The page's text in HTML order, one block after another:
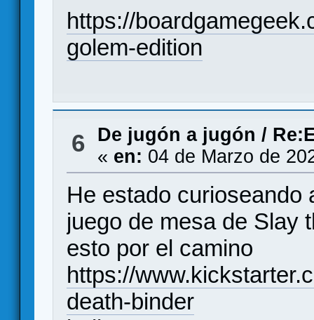
https://
golem-edition
6 De jugón a jugón /
« en: 04 de Marzo de
He estado curioseando
juego de mesa de Slay
esto por el camino
https://
death-binder